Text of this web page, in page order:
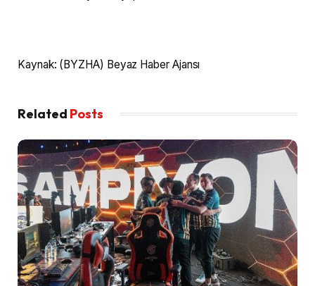
Kaynak: (BYZHA) Beyaz Haber Ajansı
Related Posts